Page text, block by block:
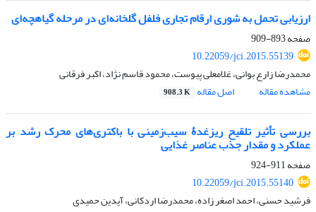
ارزیابی تحمل به شوری ارقام تجاری فلفل گلخانه‌ای در مرحله گیاهچه‌ای
صفحه893-909
10.22059/jci.2015.55139
محمدرضا زارع بوانی، غلامعلی پیوست، محمود قاسم نژاد، اکبر فرقانی
مشاهده مقاله
اصل مقاله 908.3 K
بررسی تأثیر تلقیح ریزغدۀ سیب‌زمینی با باکتری‌های محرک رشد بر
عملکرد و مقدار جذب عناصر غذایی
صفحه911-924
10.22059/jci.2015.55140
فرشید حسنی، احمد اصغر زاده، محمدرضا اردکانی، آیدین حمیدی